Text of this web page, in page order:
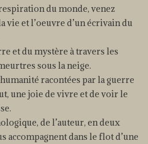
du monde, venez
et l’oeuvre d’un écrivain du
et du mystère à travers les
sous la neige.
racontées par la guerre
une joie de vivre et de voir le
de l’auteur, en deux
accompagnent dans le flot d’une